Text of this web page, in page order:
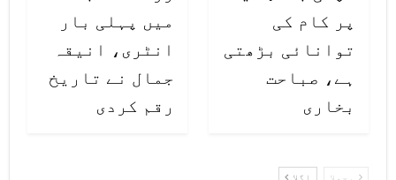
پر کام کی
توانائی بڑھتی
ہے، صباحت
بخاری
میں پہلی بار
انٹری، انیقہ
جمال نے تاریخ
رقم کردی